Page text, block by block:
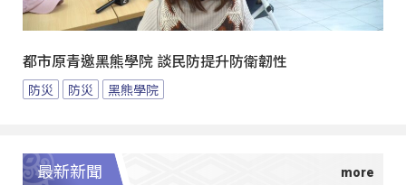
都市原青邀黑熊學院 談民防提升防衛韌性
防災 防災 黑熊學院
最新新聞